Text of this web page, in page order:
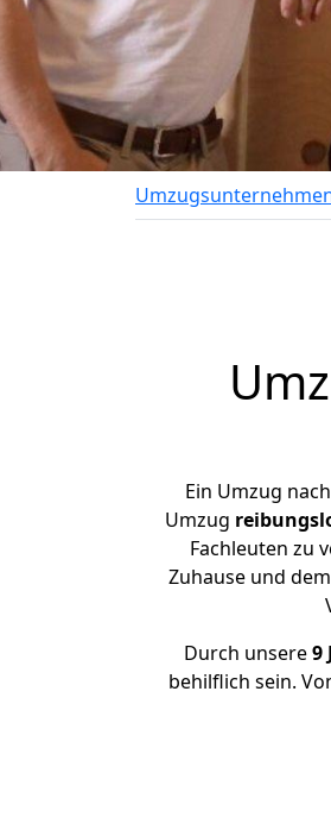
Ein Umzug
Umzug
Fachleuten zu
Zuhause und
Durch unsere9
behilflich sein.